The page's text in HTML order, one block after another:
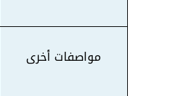
مواصفات أخرى